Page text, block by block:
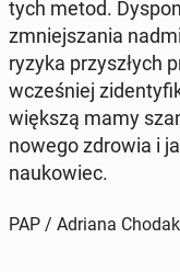
tych metod.
zm­niejsza­nia
ryzyka przyszłych
wcześniej
większą mamy
nowego zdrowia i
naukowiec.
PAP / Adriana